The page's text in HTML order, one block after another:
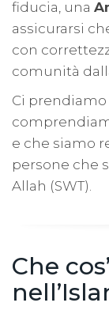
fiducia, una
assicurarsi
con
comunità
Ci
e che siamo
persone che
Allah (SWT).
Che